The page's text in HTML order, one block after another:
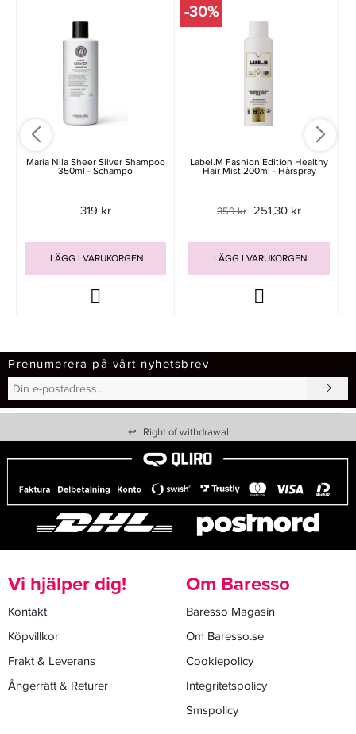
Maria Nila Sheer Silver Shampoo
350ml - Schampo
319 kr
LÄGG I VARUKORGEN
-30%
Label.m Fashion Edition Healthy
Hair Mist 200ml - Hårspray
359 kr 251,30 kr
LÄGG I VARUKORGEN
Prenumerera på vårt nyhetsbrev
↩ Right of withdrawal
Vi hjälper dig!
Kontakt
Köpvillkor
Frakt & Leverans
Ångerrätt & Returer
Om Baresso
Baresso Magasin
Om Baresso.se
Cookiepolicy
Integritetspolicy
Smspolicy